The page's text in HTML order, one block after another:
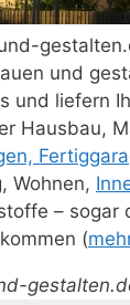
und
und liefern
Hausbau,
Wohnen,
– sogar
(